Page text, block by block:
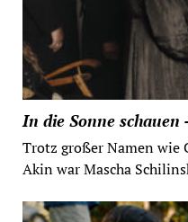
In die Sonne
Trotz großer Namen wie
Akin war Mascha